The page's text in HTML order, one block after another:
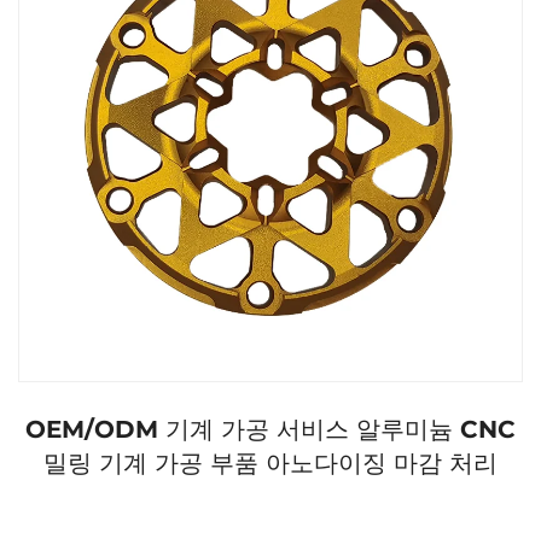
OEM/ODM 기계 가공 서비스 알루미늄 CNC
밀링 기계 가공 부품 아노다이징 마감 처리